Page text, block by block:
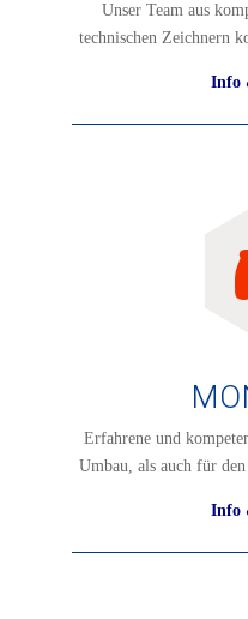
Unser Team aus
technischen Zeichnern
Info
Erfahrene und
Umbau, als auch für
Info